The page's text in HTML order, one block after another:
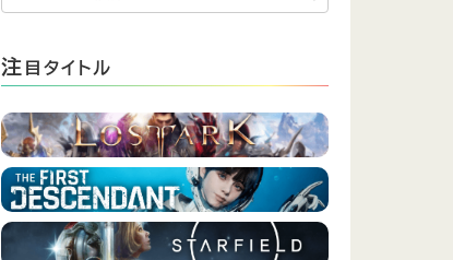
注 目タイトル